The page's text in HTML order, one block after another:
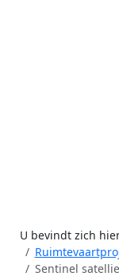
U bevindt zich
Sentinel